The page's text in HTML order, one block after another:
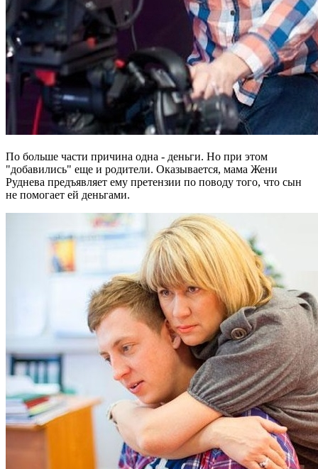
По больше части причина одна - деньги. Но при этом
"добавились" еще и родители. Оказывается, мама Жени
Руднева предъявляет ему претензии по поводу того, что сын
не помогает ей деньгами.